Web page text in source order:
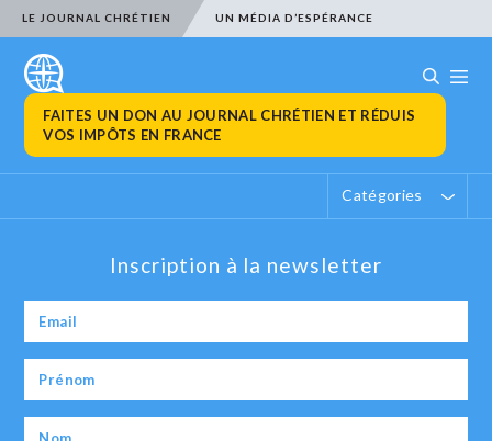
LE JOURNAL CHRÉTIEN UN MÉDIA D’ESPÉRANCE
FAITES UN DON AU JOURNAL CHRÉTIEN ET RÉDUIS
VOS IMPÔTS EN FRANCE
Catégories
Inscription à la newsletter